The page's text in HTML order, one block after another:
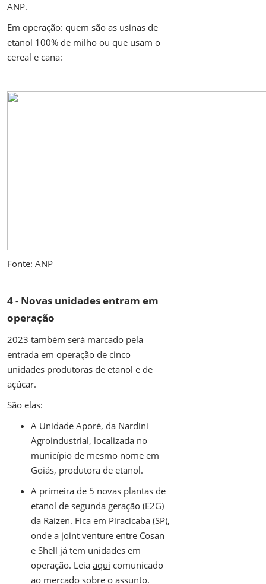
ANP.
Em operação: quem são as usinas de
etanol 100% de milho ou que usam o
cereal e cana:
Fonte: ANP
4 - Novas unidades entram em
operação
2023 também será marcado pela
entrada em operação de cinco
unidades produtoras de etanol e de
açúcar.
São elas:
A Unidade Aporé, da Nardini
Agroindustrial, localizada no
município de mesmo nome em
Goiás, produtora de etanol.
A primeira de 5 novas plantas de
etanol de segunda geração (E2G)
da Raízen. Fica em Piracicaba (SP),
onde a joint venture entre Cosan
e Shell já tem unidades em
operação. Leia aqui comunicado
ao mercado sobre o assunto.